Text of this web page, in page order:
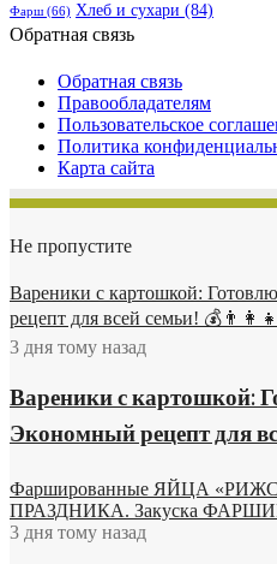
Фарш(66) Хлеб и сухари (84)
Обратная связь
Обратная связь
Правообладателям
Пользовательское
Политика
Карта сайта
Не пропустите
Вареники с картошкой:
рецепт для всей семьи!
3 дня тому назад
Вареники с картошкой:
Экономный рецепт для
Фаршированные ЯЙЦА
ПРАЗДНИКА. Закуска
3 дня тому назад